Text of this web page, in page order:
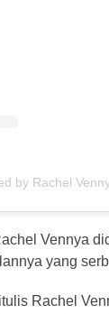
by Rachel
Vennya
yang
Rachel